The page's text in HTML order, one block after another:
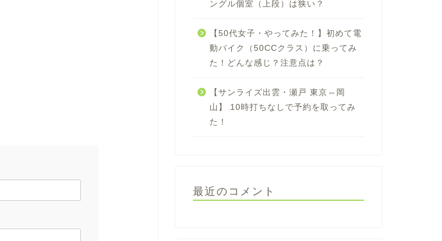
ングル個室（上段）は狭い？
【50代女子・やってみた！】初めて電
動バイク（50CCクラス）に乗ってみ
た！どんな感じ？注意点は？
【サンライズ出雲・瀬戸 東京⇔岡
山】 10時打ちなしで予約を取ってみ
た！
最近のコメント